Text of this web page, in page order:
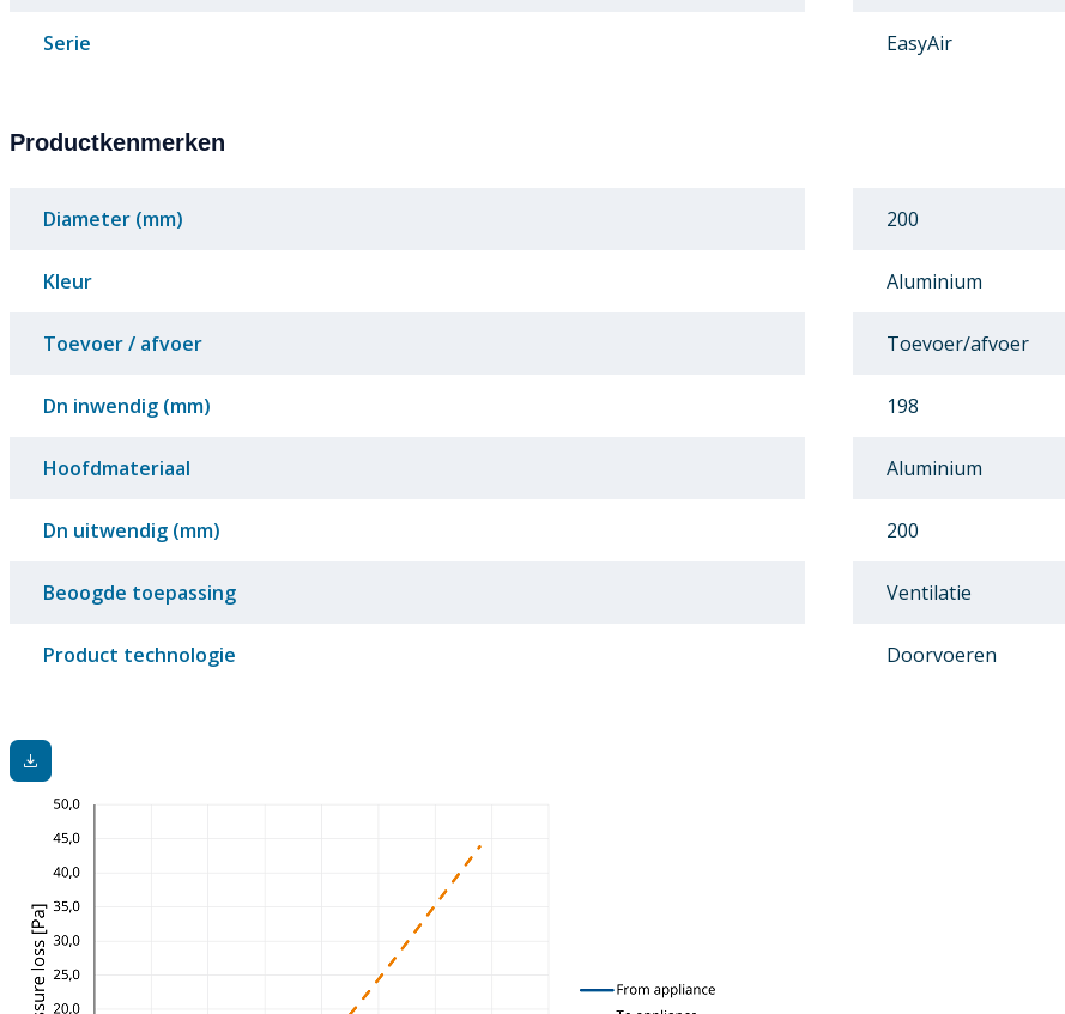
Serie EasyAir
Productkenmerken
Diameter (mm) 200
Kleur Aluminium
Toevoer / afvoer Toevoer/afvoer
Dn inwendig (mm) 198
Hoofdmateriaal Aluminium
Dn uitwendig (mm) 200
Beoogde toepassing Ventilatie
Product technologie Doorvoeren